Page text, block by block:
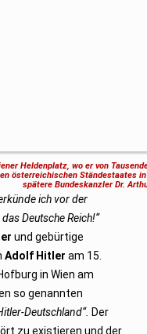
Heldenplatz, wo er von
österreichischen Ständestaates
spätere Bundeskanzler Dr.
ich vor der
Deutsche Reich!“
und gebürtige
Adolf Hitler am 15.
in Wien am
so genannten
Deutschland“. Der
zu existieren und der